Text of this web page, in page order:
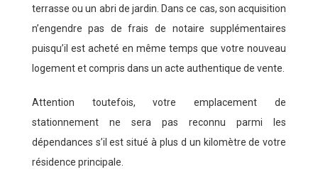
terrasse ou un abri de jardin. Dans ce cas, son acquisition
n’engendre pas de frais de notaire supplémentaires
puisqu’il est acheté en même temps que votre nouveau
logement et compris dans un acte authentique de vente.
Attention toutefois, votre emplacement de
stationnement ne sera pas reconnu parmi les
dépendances s’il est situé à plus d un kilomètre de votre
résidence principale.